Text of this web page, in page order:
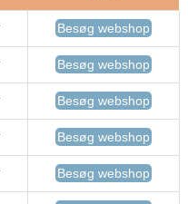
Besøg webshop
Besøg webshop
Besøg webshop
Besøg webshop
Besøg webshop